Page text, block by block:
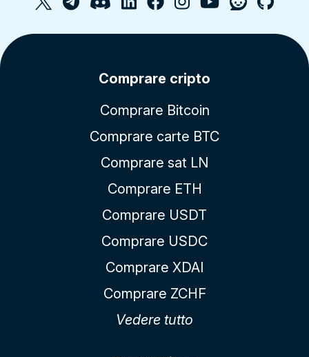
Comprare cripto
Comprare Bitcoin
Comprare carte BTC
Comprare sat LN
Comprare ETH
Comprare USDT
Comprare USDC
Comprare XDAI
Comprare ZCHF
Vedere tutto